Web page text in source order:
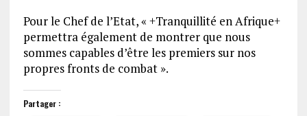
Pour le Chef de l’Etat, « +Tranquillité en Afrique+
permettra également de montrer que nous
sommes capables d’être les premiers sur nos
propres fronts de combat ».
Partager :